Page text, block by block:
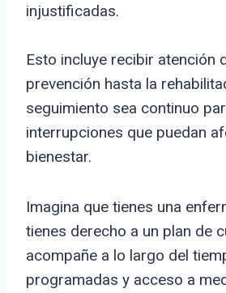
injustificadas.
Esto incluye recibir atención
prevención hasta la
seguimiento sea continuo
interrupciones que puedan
bienestar.
Imagina que tienes una
tienes derecho a un plan de
acompañe a lo largo del
programadas y acceso a